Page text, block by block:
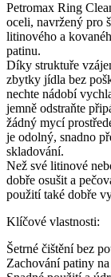
Petromax Ring
oceli, navržený pro
litinového a
patinu.
Díky struktuře
zbytky jídla bez
nechte nádobí
jemně odstraňte
žádný mycí
je odolný, snadno
skladování.
Než své litinové
dobře osušit a
použití také dobře
Klíčové vlastnosti:
Šetrné čištění bez
Zachování patiny